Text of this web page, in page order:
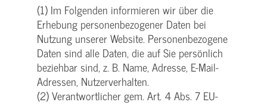
(1) Im Folgenden informieren wir über die
Erhebung personenbezogener Daten bei
Nutzung unserer Website. Personenbezogene
Daten sind alle Daten, die auf Sie persönlich
beziehbar sind, z. B. Name, Adresse, E-Mail-
Adressen, Nutzerverhalten.
(2) Verantwortlicher gem. Art. 4 Abs. 7 EU-